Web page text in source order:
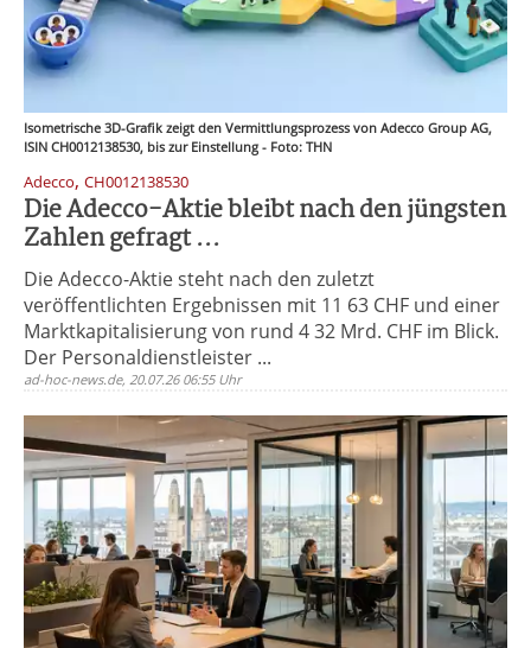
Isometrische 3D-Grafik zeigt den Vermittlungsprozess von Adecco Group AG,
ISIN CH0012138530, bis zur Einstellung - Foto: THN
Adecco, CH0012138530
Die Adecco-Aktie bleibt nach den jüngsten
Zahlen gefragt ...
Die Adecco-Aktie steht nach den zuletzt
veröffentlichten Ergebnissen mit 11 63 CHF und einer
Marktkapitalisierung von rund 4 32 Mrd. CHF im Blick.
Der Personaldienstleister ...
ad-hoc-news.de, 20.07.26 06:55 Uhr